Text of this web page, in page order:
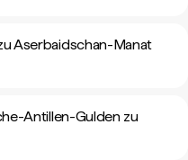
Aserbaidschan-Manat
Antillen-Gulden zu